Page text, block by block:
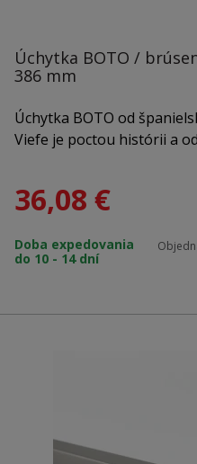
Úchytka BOTO /
386 mm
Úchytka BOTO od
Viefe je poctou histórii a
dizajnový hliníkový doplnok
interiéru detail, ktorý
36,08 €
Doba expedovania
do 10 - 14 dní